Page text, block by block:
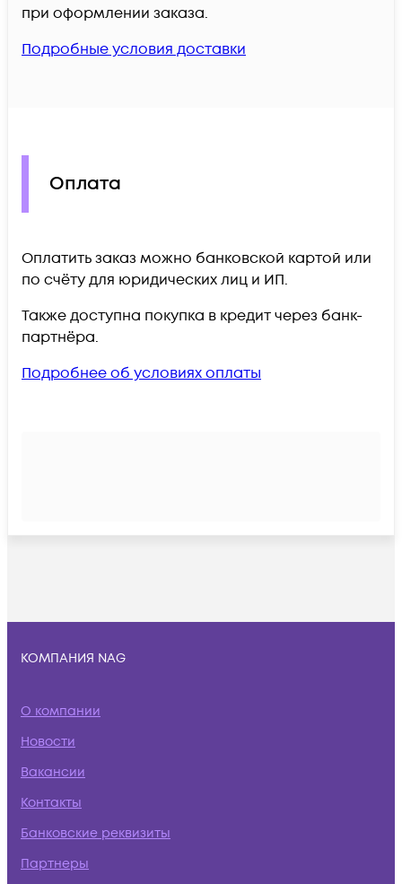
при оформлении заказа.
Подробные условия доставки
Оплата
Оплатить заказ можно банковской картой или
по счёту для юридических лиц и ИП.
Также доступна покупка в кредит через банк-
партнёра.
Подробнее об условиях оплаты
КОМПАНИЯ NAG
О компании
Новости
Вакансии
Контакты
Банковские реквизиты
Партнеры